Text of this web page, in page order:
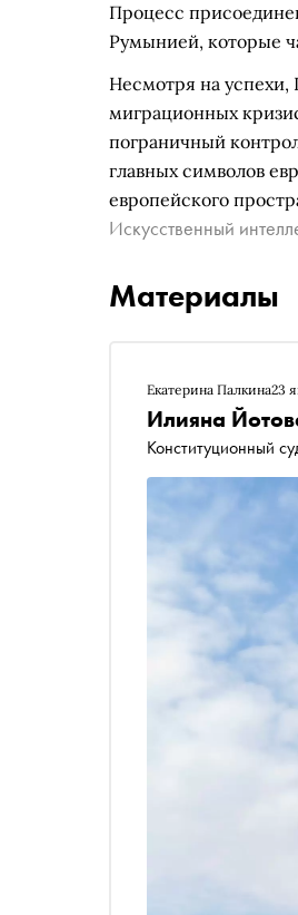
Процесс
Румынией, которые
Несмотря на успехи,
миграционных
пограничный
главных символов
европейского
Искусственный
Материалы
Екатерина Палкина23
Илияна
Конституционный